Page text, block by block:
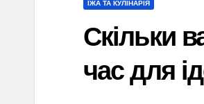
ЇЖА ТА КУЛІНАРІЯ
Скільки
час для